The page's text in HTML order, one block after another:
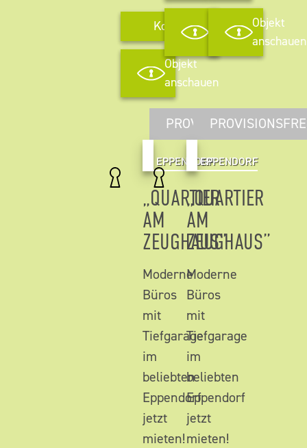
Kontakt
Objekt
anschauen
Objekt
anschauen
Objekt
anschauen
PROVISIONSFREI
EPPENDORF
„QUARTIER
AM
ZEUGHAUS”
Moderne
Büros
mit
Tiefgarage
im
beliebten
Eppendorf
jetzt
mieten!
EPPENDORF
„QUARTIER
AM
ZEUGHAUS”
Moderne
Büros
mit
Tiefgarage
im
beliebten
Eppendorf
jetzt
mieten!